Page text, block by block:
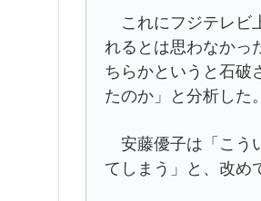
これにフジテレビ
れるとは思わなかっ
ちらかというと石破
たのか」と分析した。
安藤優子は「こう
てしまう」と、改め